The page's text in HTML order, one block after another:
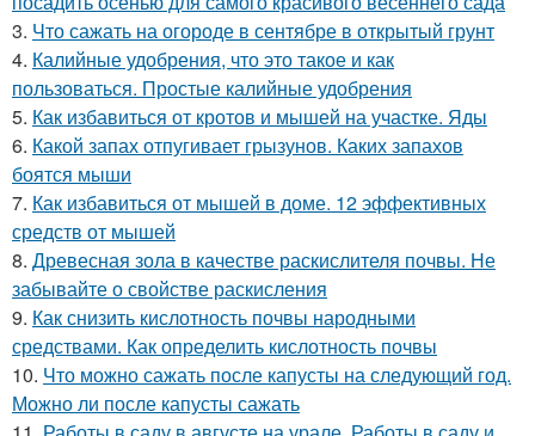
3. Что сажать на огороде в сентябре в открытый грунт
4. Калийные удобрения, что это такое и как
пользоваться. Простые калийные удобрения
5. Как избавиться от кротов и мышей на участке. Яды
6. Какой запах отпугивает грызунов. Каких запахов
боятся мыши
7. Как избавиться от мышей в доме. 12 эффективных
средств от мышей
8. Древесная зола в качестве раскислителя почвы. Не
забывайте о свойстве раскисления
9. Как снизить кислотность почвы народными
средствами. Как определить кислотность почвы
10. Что можно сажать после капусты на следующий год.
Можно ли после капусты сажать